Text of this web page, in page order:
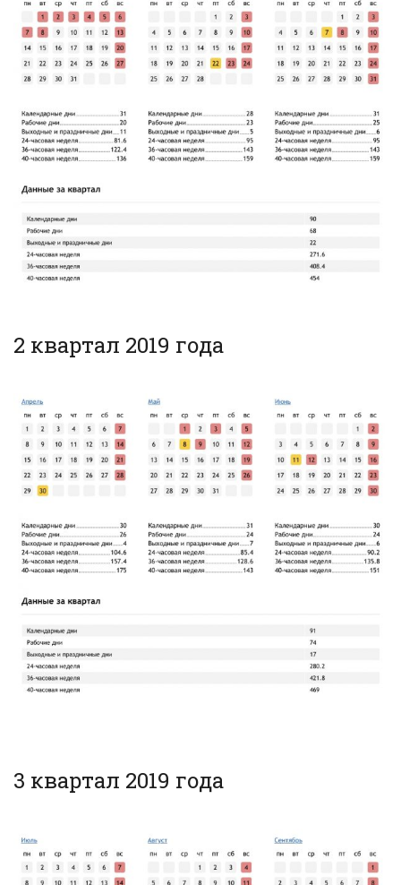
2 квартал 2019 года
3 квартал 2019 года